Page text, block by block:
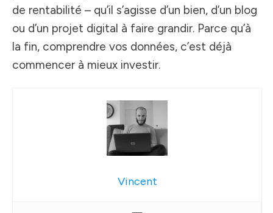
de rentabilité – qu’il s’agisse d’un bien, d’un blog
ou d’un projet digital à faire grandir. Parce qu’à
la fin, comprendre vos données, c’est déjà
commencer à mieux investir.
Vincent